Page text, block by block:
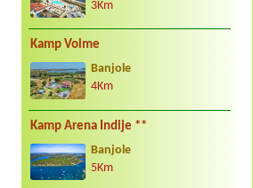
3Km
Kamp Volme
Banjole
4Km
Kamp Arena Indije **
Banjole
5Km